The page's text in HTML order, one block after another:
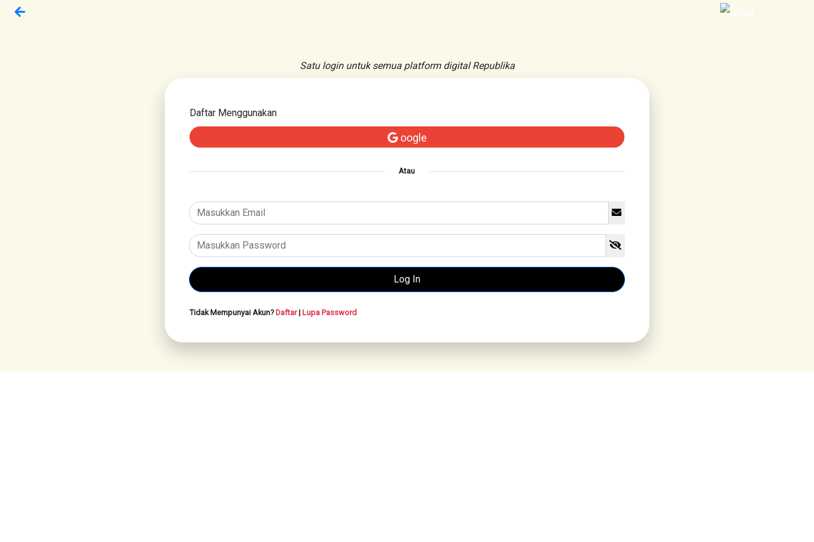
Satu login untuk semua platform digital Republika
Daftar Menggunakan
oogle
Atau
Tidak Mempunyai Akun?Daftar| Lupa Password